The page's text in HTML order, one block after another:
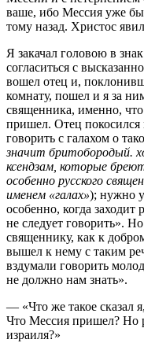
ваше, ибо Мессия уже
тому назад. Христос
Я закачал головою в
согласиться с
вошел отец и,
комнату, пошел и я за
священника, именно,
пришел. Отец покосился
говорить с галахом о
значит бритобородый.
ксендзам, которые
особенно русского
именем «галах»); нужно
особенно, когда
не следует говорить».
священнику, как к
вышел к нему с таким
вздумали говорить
не должно нам знать».
— «Что же такое сказал
Что Мессия пришел? Но
израиля?»